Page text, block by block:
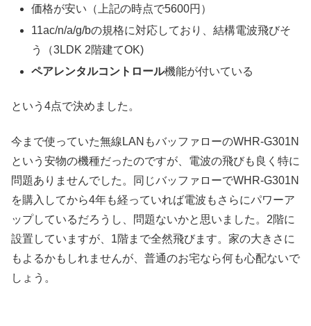
価格が安い（上記の時点で5600円）
11ac/n/a/g/bの規格に対応しており、結構電波飛びそ
う（3LDK 2階建てOK)
ペアレンタルコントロール機能が付いている
という4点で決めました。
今まで使っていた無線LANもバッファローのWHR-G301N
という安物の機種だったのですが、電波の飛びも良く特に
問題ありませんでした。同じバッファローでWHR-G301N
を購入してから4年も経っていれば電波もさらにパワーア
ップしているだろうし、問題ないかと思いました。2階に
設置していますが、1階まで全然飛びます。家の大きさに
もよるかもしれませんが、普通のお宅なら何も心配ないで
しょう。